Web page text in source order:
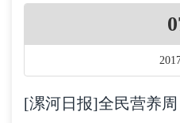
[漯河日报]全民营养